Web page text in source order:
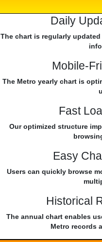
Daily
The chart is regularly
Mobile-
The Metro yearly chart is
Fast
Our optimized structure
Easy
Users can quickly browse
Historical
The annual chart enables
Metro records